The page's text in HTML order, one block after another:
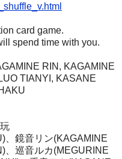
card game.
spend time with you.
RIN, KAGAMINE
TIANYI, KASANE
、鏡音リン(KAGAMINE
、巡音ルカ(MEGURINE